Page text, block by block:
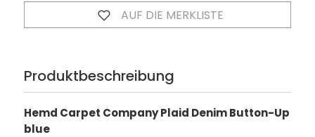
AUF DIE MERKLISTE
Produktbeschreibung
Hemd Carpet Company Plaid Denim Button-Up
blue